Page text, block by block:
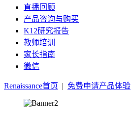
直播回顾
产品咨询与购买
K12研究报告
教师培训
家长指南
微信
Renaissance首页 | 免费申请产品体验